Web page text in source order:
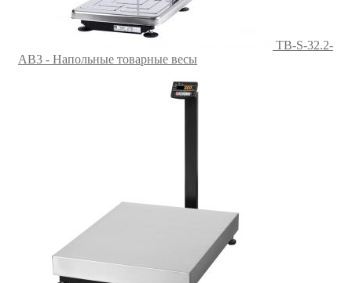
TB-S-32.2-
АB3 - Напольные товарные весы